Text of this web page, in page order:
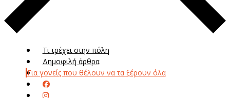
Τι τρέχει στην πόλη
Δημοφιλή άρθρα
Για γονείς που θέλουν να τα ξέρουν όλα